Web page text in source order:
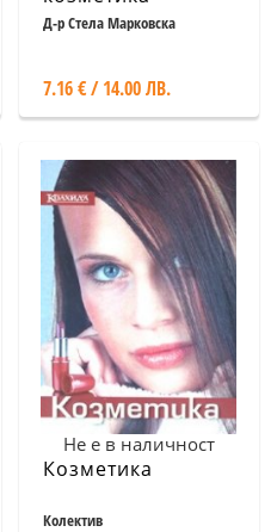
Д-р Стела Марковска
7.16 € / 14.00 ЛВ.
Не е в наличност
Козметика
Колектив